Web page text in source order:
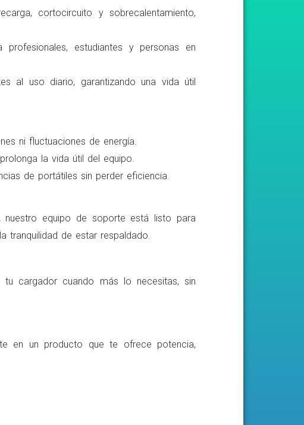
cortocircuito y sobrecalentamiento,
estudiantes y personas en
al uso diario, garantizando una vida útil
ni fluctuaciones de energía.
la vida útil del equipo.
de portátiles sin perder eficiencia.
nuestro equipo de soporte está listo para
tranquilidad de estar respaldado.
cargador cuando más lo necesitas, sin
en un producto que te ofrece potencia,